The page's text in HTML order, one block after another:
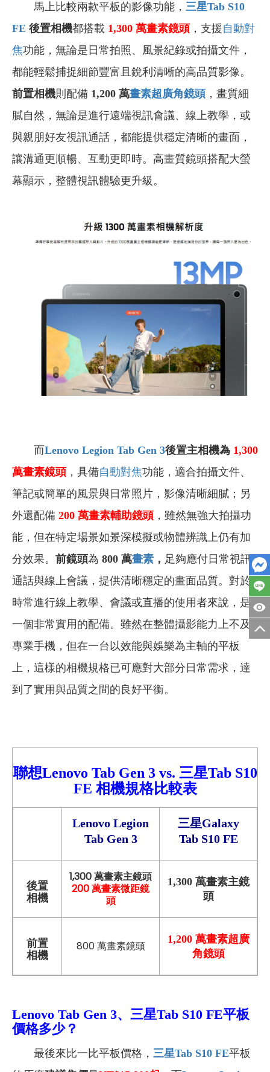
馬上比較兩款平板的影像功能， 三星Tab S10
FE 後置相機都搭載 1,300 萬畫素鏡頭 ，支援自動對
焦功能，無論是日常拍照、風景紀錄或拍攝文件，
都能輕鬆捕捉細節豐富且銳利清晰的高品質影像。
前置相機則配備 1,200 萬畫素超廣角鏡頭 ，畫質細
膩自然，無論是進行遠端視訊會議、線上教學，或
與親朋好友視訊通話，都能提供穩定清晰的畫面，
讓溝通更順暢、互動更即時。高畫質鏡頭搭配大螢
幕顯示，整體視訊體驗更升級。
而Lenovo Legion Tab Gen 3後置主相機為 1,300
萬畫素鏡頭 ，具備自動對焦功能，適合拍攝文件、
筆記或簡單的風景與日常照片，影像清晰細膩；另
外還配備 200 萬畫素輔助鏡頭 ，雖然無強大拍攝功
能，但在特定場景如景深模擬或物體辨識上仍有加
分效果。 前鏡頭為 800 萬畫素 ， 足夠應付日常視訊
通話與線上會議，提供清晰穩定的畫面品質。對於
時常進行線上教學、會議或直播的使用者來說，是
一個非常實用的配備。雖然在整體攝影能力上不及
專業手機，但在一台以效能與娛樂為主軸的平板
上，這樣的相機規格已可應對大部分日常需求，達
到了實用與品質之間的良好平衡。
聯想Lenovo Tab Gen 3vs. 三星Tab S10
FE 相機規格比較表
Lenovo Legion
Tab Gen 3
三星Galaxy
Tab S10 FE
後置
相機
1,300 萬畫素主鏡頭
200 萬畫素微距鏡
頭
1,300 萬畫素主鏡
頭
前置
相機
800 萬畫素鏡頭
1,200 萬畫素超廣
角鏡頭
Lenovo Tab Gen 3、三星Tab S10 FE平板
價格多少？
最後來比一比平板價格， 三星Tab S10 FE平板